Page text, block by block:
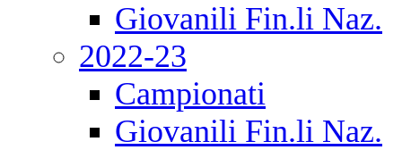
Giovanili Fin.li Naz.
2022-23
Campionati
Giovanili Fin.li Naz.